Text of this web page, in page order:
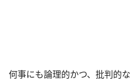
何事にも論理的かつ、批判的